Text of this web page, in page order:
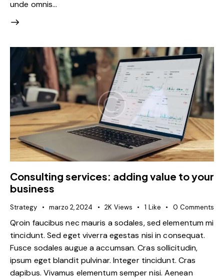
unde omnis…
Consulting services: adding value to your
business
Strategy marzo 2, 2024 2K Views 1 Like 0 Comments
Qroin faucibus nec mauris a sodales, sed elementum mi
tincidunt. Sed eget viverra egestas nisi in consequat.
Fusce sodales augue a accumsan. Cras sollicitudin,
ipsum eget blandit pulvinar. Integer tincidunt. Cras
dapibus. Vivamus elementum semper nisi. Aenean